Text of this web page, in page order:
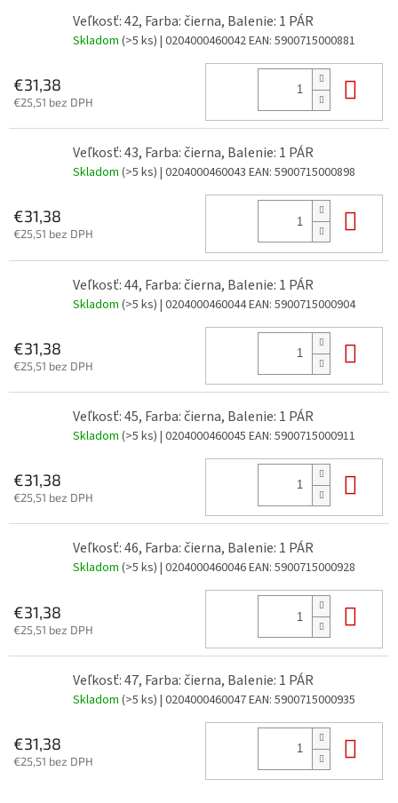
Veľkosť: 42, Farba: čierna, Balenie: 1 PÁR
Skladom (>5 ks) | 0204000460042EAN: 5900715000881
€31,38
€25,51 bez DPH
Veľkosť: 43, Farba: čierna, Balenie: 1 PÁR
Skladom (>5 ks) | 0204000460043 EAN: 5900715000898
€31,38
€25,51 bez DPH
Veľkosť: 44, Farba: čierna, Balenie: 1 PÁR
Skladom (>5 ks) | 0204000460044EAN: 5900715000904
€31,38
€25,51 bez DPH
Veľkosť: 45, Farba: čierna, Balenie: 1 PÁR
Skladom (>5 ks) | 0204000460045 EAN: 5900715000911
€31,38
€25,51 bez DPH
Veľkosť: 46, Farba: čierna, Balenie: 1 PÁR
Skladom (>5 ks) | 0204000460046EAN: 5900715000928
€31,38
€25,51 bez DPH
Veľkosť: 47, Farba: čierna, Balenie: 1 PÁR
Skladom (>5 ks) | 0204000460047EAN: 5900715000935
€31,38
€25,51 bez DPH